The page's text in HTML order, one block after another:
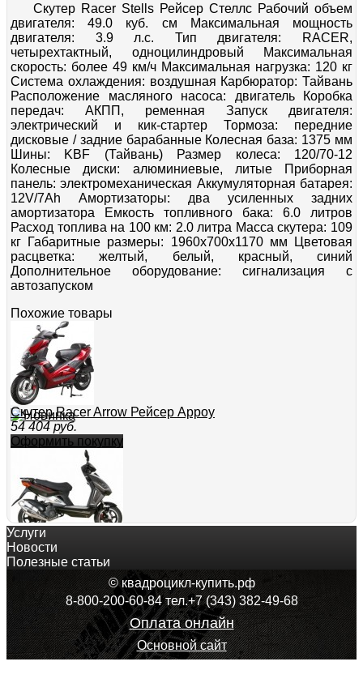
Скутер Racer Stells Рейсер Стеллс Рабочий объем
двигателя: 49.0 куб. см Максимальная мощность
двигателя: 3.9 л.с. Тип двигателя: RACER,
четырехтактный, одноцилиндровый Максимальная
скорость: более 49 км/ч Максимальная нагрузка: 120 кг
Система охлаждения: воздушная Карбюратор: Тайвань
Расположение масляного насоса: двигатель Коробка
передач: АКПП, ременная Запуск двигателя:
электрический и кик-стартер Тормоза: передние
дисковые / задние барабанные Колесная база: 1375 мм
Шины: KBF (Тайвань) Размер колеса: 120/70-12
Колесные диски: алюминиевые, литые Приборная
панель: электромеханическая Аккумуляторная батарея:
12V/7Ah Амортизаторы: два усиленных задних
амортизатора Емкость топливного бака: 6.0 литров
Расход топлива на 100 км: 2.0 литра Масса скутера: 109
кг Габаритные размеры: 1960x700x1170 мм Цветовая
расцветка: желтый, белый, красный, синий
Дополнительное оборудование: сигнализация с
автозапуском
Похожие товары
Скутер Racer Arrow Рейсер Арроу
54 404 руб.
Оформить покупку
Скутер Stels Vortex 150 Стелс Вортекс 150
127 806
Оформить покупку
Услуги
Новости
Полезные статьи
© квадроцикл-купить.рф
8-800-200-60-84 тел.+7 (343) 382-49-68
Оплата онлайн
Основной сайт